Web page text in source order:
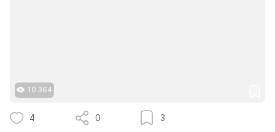
10.364
4 0 3